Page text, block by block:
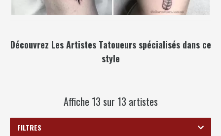
Découvrez Les Artistes Tatoueurs spécialisés dans ce
style
Affiche 13 sur 13 artistes
FILTRES